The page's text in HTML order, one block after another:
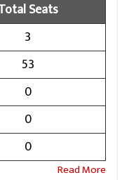
Seats
3
53
0
0
0